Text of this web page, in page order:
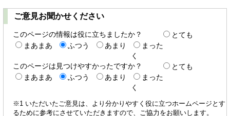
ご意見お聞かせください
このページの情報は役に立ちましたか？
とても
まあまあ
ふつう あまり
まった
く
このページは見つけやすかったですか？
とても
まあまあ
ふつう あまり
まった
く
※1 いただいたご意見は、より分かりやすく役に立つホームページとす
るために参考にさせていただきますので、ご協力をお願いします。